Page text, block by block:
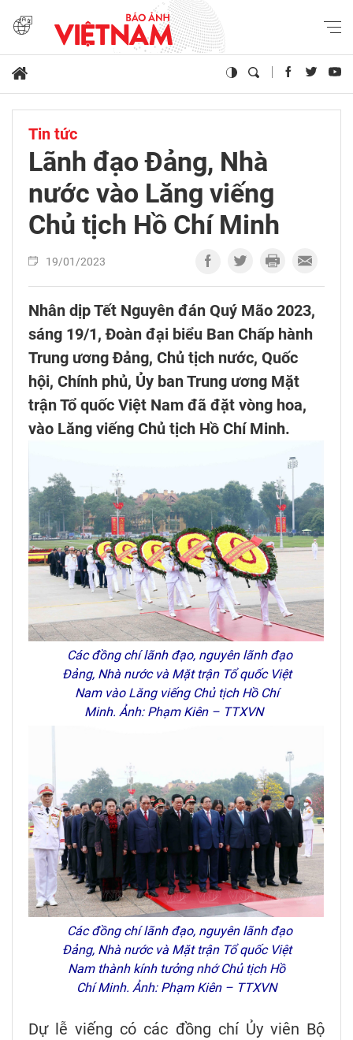
Tin tức
Lãnh đạo Đảng, Nhà
nước vào Lăng viếng
Chủ tịch Hồ Chí Minh
19/01/2023
Nhân dịp Tết Nguyên đán Quý Mão 2023,
sáng 19/1, Đoàn đại biểu Ban Chấp hành
Trung ương Đảng, Chủ tịch nước, Quốc
hội, Chính phủ, Ủy ban Trung ương Mặt
trận Tổ quốc Việt Nam đã đặt vòng hoa,
vào Lăng viếng Chủ tịch Hồ Chí Minh.
Các đồng chí lãnh đạo, nguyên lãnh đạo
Đảng, Nhà nước và Mặt trận Tổ quốc Việt
Nam vào Lăng viếng Chủ tịch Hồ Chí
Minh. Ảnh: Phạm Kiên – TTXVN
Các đồng chí lãnh đạo, nguyên lãnh đạo
Đảng, Nhà nước và Mặt trận Tổ quốc Việt
Nam thành kính tưởng nhớ Chủ tịch Hồ
Chí Minh. Ảnh: Phạm Kiên – TTXVN
Dự lễ viếng có các đồng chí Ủy viên Bộ